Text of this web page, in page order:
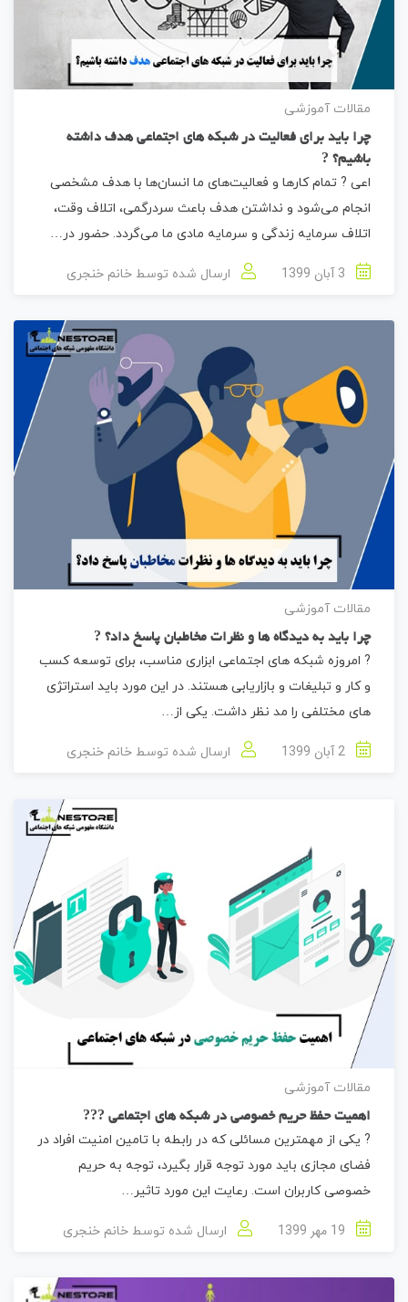
مقالات آموزشی
چرا باید برای فعالیت در شبکه های اجتماعی هدف داشته
باشیم؟ ?
اعی ? تمام کارها و فعالیت‌های ما انسان‌ها با هدف مشخصی
انجام می‌شود و نداشتن هدف باعث سردرگمی، اتلاف وقت،
اتلاف سرمایه زندگی و سرمایه مادی ما می‌گردد. حضور در…
ارسال شده توسط خانم خنجری
مقالات آموزشی
چرا باید به دیدگاه ها و نظرات مخاطبان پاسخ داد؟ ?
? امروزه شبکه های اجتماعی ابزاری مناسب، برای توسعه کسب
و کار و تبلیغات و بازاریابی هستند. در این مورد باید استراتژی
های مختلفی را مد نظر داشت. یکی از…
ارسال شده توسط خانم خنجری
مقالات آموزشی
اهمیت حفظ حریم خصوصی در شبکه های اجتماعی ?‍?‍?
? یکی از مهمترین مسائلی که در رابطه با تامین امنیت افراد در
فضای مجازی باید مورد توجه قرار بگیرد، توجه به حریم
خصوصی کاربران است. رعایت این مورد تاثیر…
ارسال شده توسط خانم خنجری